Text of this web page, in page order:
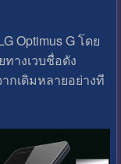
Optimus G โดย
ทางเวบชื่อดัง
กเดิมหลายอย่างที